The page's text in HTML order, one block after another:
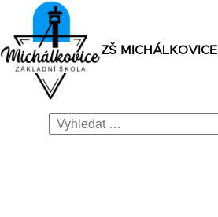
ZŠ MICHÁLKOVICE